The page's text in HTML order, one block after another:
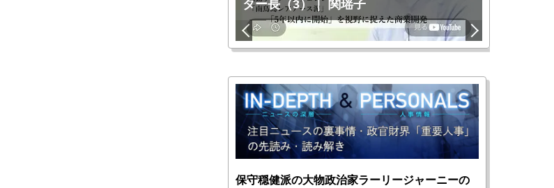
ター長（3）｜ 関瑶子
保守穏健派の大物政治家ラーリージャーニーの